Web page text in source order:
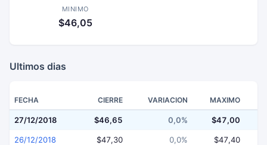
MINIMO
$46,05
Ultimos dias
FECHA CIERRE VARIACION MAXIMO
27/12/2018 $46,65 0,0% $47,00
26/12/2018 $47,30 0,0% $47,40